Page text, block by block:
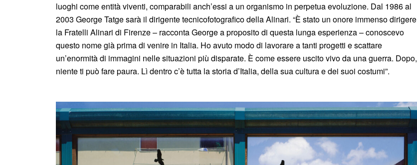
luoghi come entità viventi, comparabili anch’essi a un organismo in perpetua evoluzione. Dal 1986 al
2003 George Tatge sarà il dirigente tecnicofotografico della Alinari. “È stato un onore immenso dirigere
la Fratelli Alinari di Firenze – racconta George a proposito di questa lunga esperienza – conoscevo
questo nome già prima di venire in Italia. Ho avuto modo di lavorare a tanti progetti e scattare
un’enormità di immagini nelle situazioni più disparate. È come essere uscito vivo da una guerra. Dopo,
niente ti può fare paura. Lì dentro c’è tutta la storia d’Italia, della sua cultura e dei suoi costumi”.